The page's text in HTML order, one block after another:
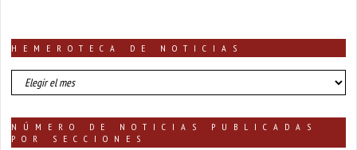
HEMEROTECA DE NOTICIAS
HEMEROTECA
DE
NÚMERO DE NOTICIAS PUBLICADAS
POR SECCIONES